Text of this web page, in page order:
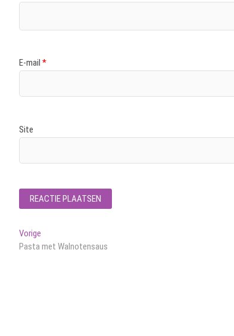
E-mail *
Site
Bericht
navigatie
Vorige
bericht:
Pasta met Walnotensaus